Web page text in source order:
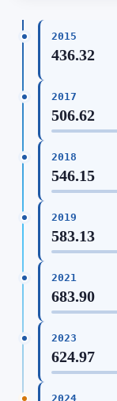
2015
436.32
2017
506.62
2018
546.15
2019
583.13
2021
683.90
2023
624.97
2024